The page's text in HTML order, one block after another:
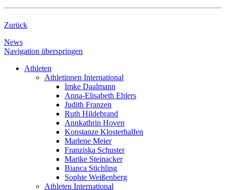
Zurück
News
Navigation überspringen
Athleten
Athletinnen International
Imke Daalmann
Anna-Elisabeth Ehlers
Judith Franzen
Ruth Hildebrand
Annkathrin Hoven
Konstanze Klosterhalfen
Marlene Meier
Franziska Schuster
Marike Steinacker
Bianca Stichling
Sophie Weißenberg
Athleten International